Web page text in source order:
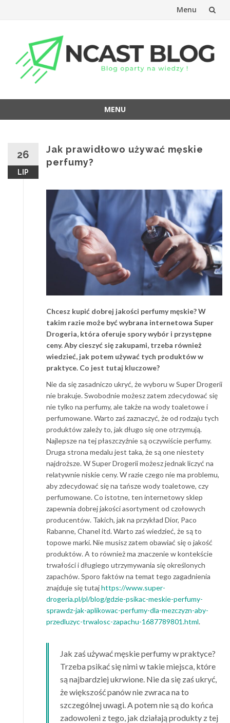
Menu
treści
MENU
26
LIP
Jak prawidłowo używać męskie
perfumy?
Chcesz kupić dobrej jakości perfumy męskie? W
takim razie może być wybrana internetowa Super
Drogeria, która oferuje spory wybór i przystępne
ceny. Aby cieszyć się zakupami, trzeba również
wiedzieć, jak potem używać tych produktów w
praktyce. Co jest tutaj kluczowe?
Nie da się zasadniczo ukryć, że wyboru w Super Drogerii
nie brakuje. Swobodnie możesz zatem zdecydować się
nie tylko na perfumy, ale także na wody toaletowe i
perfumowane. Warto zaś zaznaczyć, że od rodzaju tych
produktów zależy to, jak długo się one otrzymują.
Najlepsze na tej płaszczyźnie są oczywiście perfumy.
Druga strona medalu jest taka, że są one niestety
najdroższe. W Super Drogerii możesz jednak liczyć na
relatywnie niskie ceny. W razie czego nie ma problemu,
aby zdecydować się na tańsze wody toaletowe, czy
perfumowane. Co istotne, ten internetowy sklep
zapewnia dobrej jakości asortyment od czołowych
producentów. Takich, jak na przykład Dior, Paco
Rabanne, Chanel itd. Warto zaś wiedzieć, że są to
topowe marki. Nie musisz zatem obawiać się o jakość
produktów. A to również ma znaczenie w kontekście
trwałości i długiego utrzymywania się określonych
zapachów. Sporo faktów na temat tego zagadnienia
znajduje się tutajhttps://www.super-
drogeria.pl/pl/blog/gdzie-psikac-meskie-perfumy-
sprawdz-jak-aplikowac-perfumy-dla-mezczyzn-aby-
przedluzyc-trwalosc-zapachu-1687789801.html.
Jak zaś używać męskie perfumy w praktyce?
Trzeba psikać się nimi w takie miejsca, które
są najbardziej ukrwione. Nie da się zaś ukryć,
że większość panów nie zwraca na to
szczególnej uwagi. A potem nie są do końca
zadowoleni z tego, jak działają produkty z tej